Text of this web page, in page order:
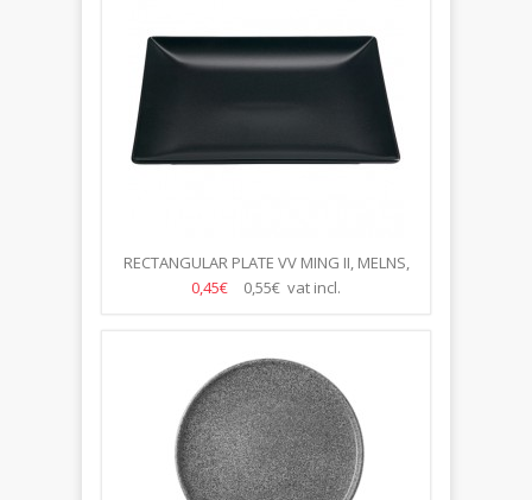
RECTANGULAR PLATE VV MING II, MELNS,
30*20CM
0,45€ 0,55€ vat incl.